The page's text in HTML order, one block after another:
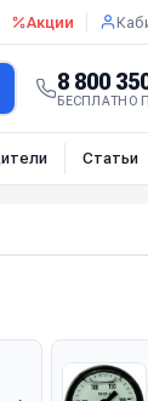
Акции
8 800
БЕСПЛАТНО
Статьи